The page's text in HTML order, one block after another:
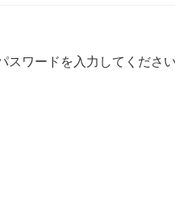
ワードを入力してください